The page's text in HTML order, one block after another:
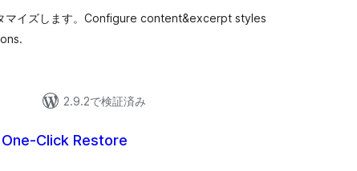
マイズします。Configure content&excerpt styles
2.9.2で検証済み
Click Restore